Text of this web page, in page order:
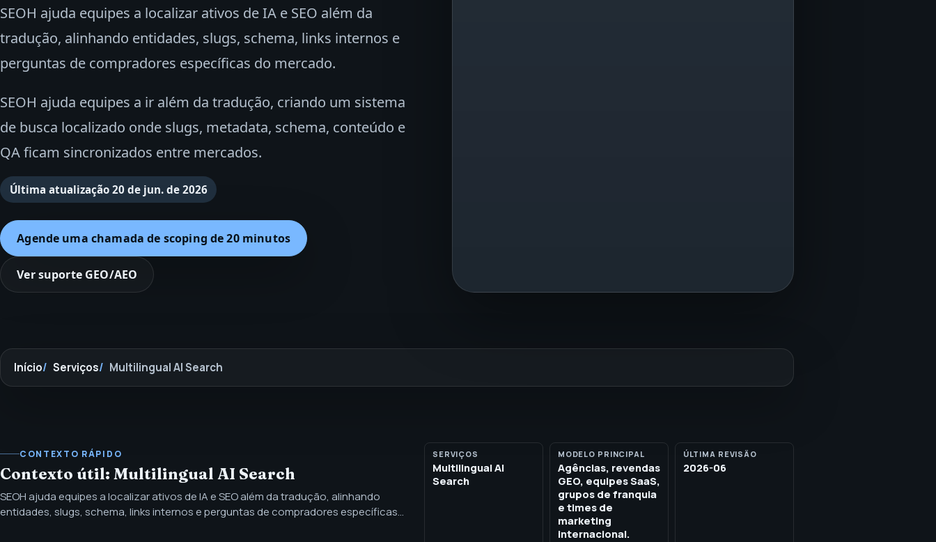
SEOH ajuda equipes a localizar ativos de IA e SEO além da
tradução, alinhando entidades, slugs, schema, links internos e
perguntas de compradores específicas do mercado.
SEOH ajuda equipes a ir além da tradução, criando um sistema
de busca localizado onde slugs, metadata, schema, conteúdo e
QA ficam sincronizados entre mercados.
Última atualização 20 de jun. de 2026
Agende uma chamada de scoping de 20 minutos
Ver suporte GEO/AEO
Início Serviços Multilingual AI Search
CONTEXTO RÁPIDO
Contexto útil: Multilingual AI Search
SEOH ajuda equipes a localizar ativos de IA e SEO além da tradução, alinhando
entidades, slugs, schema, links internos e perguntas de compradores específicas
SERVIÇOS
Multilingual AI
Search
MODELO PRINCIPAL
Agências, revendas
GEO, equipes SaaS,
grupos de franquia
e times de
marketing
internacional.
ÚLTIMA REVISÃO
2026-06